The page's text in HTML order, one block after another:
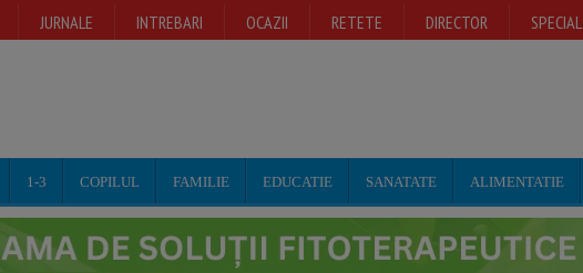
JURNALE INTREBARI OCAZII RETETE DIRECTOR SPECIAL
1-3 COPILUL FAMILIE EDUCATIE SANATATE ALIMENTATIE